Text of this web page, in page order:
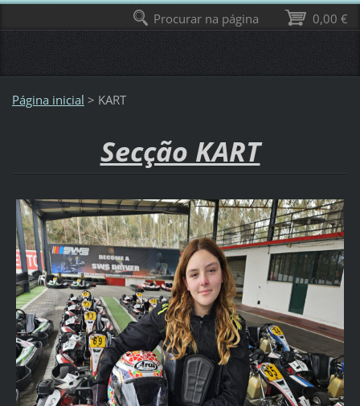
Página inicial > KART
Secção KART
0,00 €
Procurar na página